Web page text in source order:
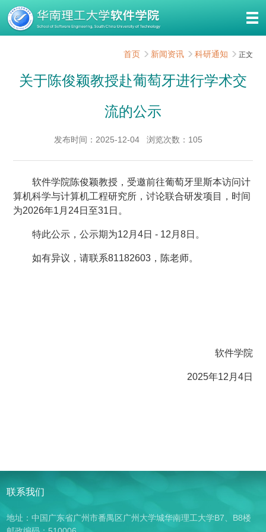
首页 新闻资讯 科研通知 正文
关于陈俊颖教授赴葡萄牙进行学术交
流的公示
发布时间：2025-12-04 浏览次数： 105
软件学院陈俊颖教授，受邀前往葡萄牙里斯本访问计
算机科学与计算机工程研究所，讨论联合研发项目，时间
为2026年1月24日至31日。
特此公示，公示期为12月4日 - 12月8日。
如有异议，请联系81182603，陈老师。
软件学院
2025年12月4日
联系我们
地址：中国广东省广州市番禺区广州大学城华南理工大学B7、B8楼